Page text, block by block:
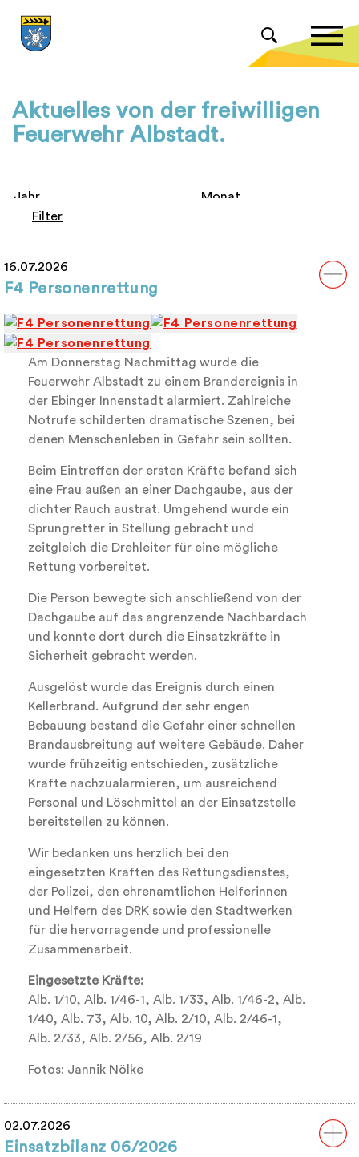
Aktuelles von der freiwilligen
Feuerwehr Albstadt.
Filter
16.07.2026
F4 Personenrettung
Am Donnerstag Nachmittag wurde die
Feuerwehr Albstadt zu einem Brandereignis in
der Ebinger Innenstadt alarmiert. Zahlreiche
Notrufe schilderten dramatische Szenen, bei
denen Menschenleben in Gefahr sein sollten.
Beim Eintreffen der ersten Kräfte befand sich
eine Frau außen an einer Dachgaube, aus der
dichter Rauch austrat. Umgehend wurde ein
Sprungretter in Stellung gebracht und
zeitgleich die Drehleiter für eine mögliche
Rettung vorbereitet.
Die Person bewegte sich anschließend von der
Dachgaube auf das angrenzende Nachbardach
und konnte dort durch die Einsatzkräfte in
Sicherheit gebracht werden.
Ausgelöst wurde das Ereignis durch einen
Kellerbrand. Aufgrund der sehr engen
Bebauung bestand die Gefahr einer schnellen
Brandausbreitung auf weitere Gebäude. Daher
wurde frühzeitig entschieden, zusätzliche
Kräfte nachzualarmieren, um ausreichend
Personal und Löschmittel an der Einsatzstelle
bereitstellen zu können.
Wir bedanken uns herzlich bei den
eingesetzten Kräften des Rettungsdienstes,
der Polizei, den ehrenamtlichen Helferinnen
und Helfern des DRK sowie den Stadtwerken
für die hervorragende und professionelle
Zusammenarbeit.
Eingesetzte Kräfte:
Alb. 1/10, Alb. 1/46-1, Alb. 1/33, Alb. 1/46-2, Alb.
1/40, Alb. 73, Alb. 10, Alb. 2/10, Alb. 2/46-1,
Alb. 2/33, Alb. 2/56, Alb. 2/19
Fotos: Jannik Nölke
02.07.2026
Einsatzbilanz 06/2026